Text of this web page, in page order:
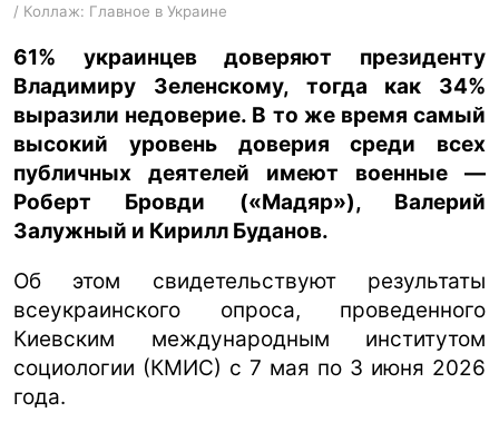
/ Коллаж: Главное в Украине
61% украинцев доверяют президенту
Владимиру Зеленскому, тогда как 34%
выразили недоверие. В то же время самый
высокий уровень доверия среди всех
публичных деятелей имеют военные —
Роберт Бровди («Мадяр»), Валерий
Залужный и Кирилл Буданов.
Об этом свидетельствуют результаты
всеукраинского опроса, проведенного
Киевским международным институтом
социологии (КМИС) с 7 мая по 3 июня 2026
года.